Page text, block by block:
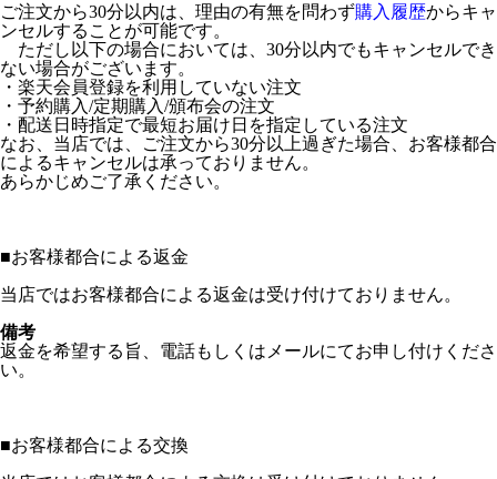
ご注文から30分以内は、理由の有無を問わず購入履歴からキャ
ンセルすることが可能です。
ただし以下の場合においては、30分以内でもキャンセルでき
ない場合がございます。
・楽天会員登録を利用していない注文
・予約購入/定期購入/頒布会の注文
・配送日時指定で最短お届け日を指定している注文
なお、当店では、ご注文から30分以上過ぎた場合、お客様都合
によるキャンセルは承っておりません。
あらかじめご了承ください。
■お客様都合による返金
当店ではお客様都合による返金は受け付けておりません。
備考
返金を希望する旨、電話もしくはメールにてお申し付けくださ
い。
■お客様都合による交換